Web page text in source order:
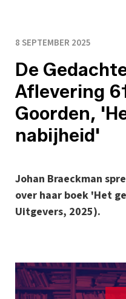
8 SEPTEMBER 2025
De
Aflevering
Goorden,
nabijheid'
Johan Braeckman
over haar boek 'Het
Uitgevers, 2025).